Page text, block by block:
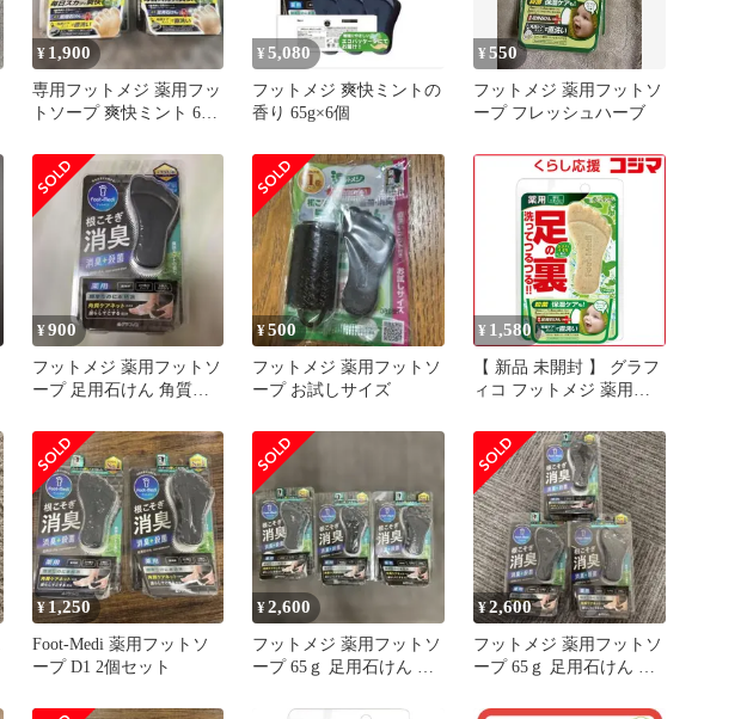
¥ 1,900
専用フットメジ 薬用フッ
トソープ 爽快ミント 65g
¥ 5,080
フットメジ 爽快ミントの
香り 65g×6個
¥550
フットメジ 薬用フットソ
ープ フレッシュハーブ
¥900
フットメジ 薬用フットソ
ープ 足用石けん 角質ケ
り
¥500
フットメジ 薬用フットソ
ープ お試しサイズ
¥ 1,580
【 新品 未開封 】 グラフ
ィコ フットメジ 薬用フ
ュハーブ 65g 未使用 送料
無料
¥1,250
Foot-Medi 薬用フットソ
ープ D1 2個セット
¥2,600
フットメジ 薬用フットソ
ープ 65ｇ 足用石けん 爽
¥2,600
フットメジ 薬用フットソ
ープ 65ｇ 足用石けん 爽